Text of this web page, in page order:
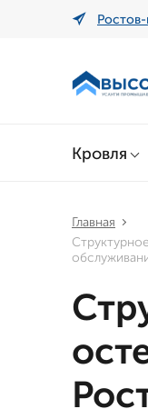
Кровля
Главная